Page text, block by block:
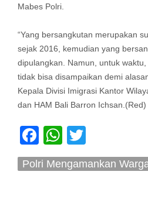
Mabes Polri.
“Yang bersangkutan merupakan
sejak 2016, kemudian yang
dipulangkan. Namun, untuk
tidak bisa disampaikan demi
Kepala Divisi Imigrasi Kantor
dan HAM Bali Barron Ichsan.(Red)
Facebook
WhatsApp
Polri Mengamankan